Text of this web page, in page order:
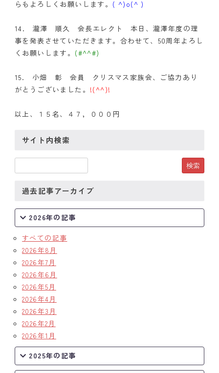
らもよろしくお願いします。 ( ^)o(^ )
14. 瀧澤 順久 会長エレクト 本日、瀧澤年度の理
事を発表させていただきます。合わせて、50周年よろし
くお願いします。 (#^^#)
15. 小畑 彰 会員 クリスマス家族会、ご協力あり
がとうございました。 !(^^)!
以上、１５名、４７，０００円
サイト内検索
過去記事アーカイブ
2026年の記事
すべての記事
2026年8月
2026年7月
2026年6月
2026年5月
2026年4月
2026年3月
2026年2月
2026年1月
2025年の記事